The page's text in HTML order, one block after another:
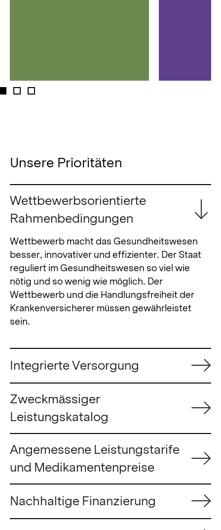
Unsere Prioritäten
Wettbewerbsorientierte
Rahmenbedingungen
Wettbewerb macht das Gesundheitswesen
besser, innovativer und effizienter. Der Staat
reguliert im Gesundheitswesen so viel wie
nötig und so wenig wie möglich. Der
Wettbewerb und die Handlungsfreiheit der
Krankenversicherer müssen gewährleistet
sein.
Integrierte Versorgung
Zweckmässiger
Leistungskatalog
Angemessene Leistungstarife
und Medikamentenpreise
Nachhaltige Finanzierung